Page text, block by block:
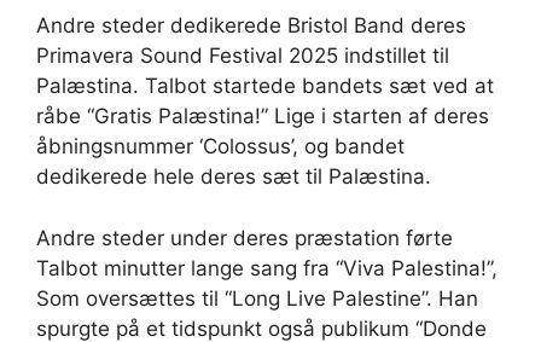
Andre steder dedikerede Bristol Band deres
Primavera Sound Festival 2025 indstillet til
Palæstina. Talbot startede bandets sæt ved at
råbe “Gratis Palæstina!” Lige i starten af deres
åbningsnummer ‘Colossus’, og bandet
dedikerede hele deres sæt til Palæstina.
Andre steder under deres præstation førte
Talbot minutter lange sang fra “Viva Palestina!”,
Som oversættes til “Long Live Palestine”. Han
spurgte på et tidspunkt også publikum “Donde